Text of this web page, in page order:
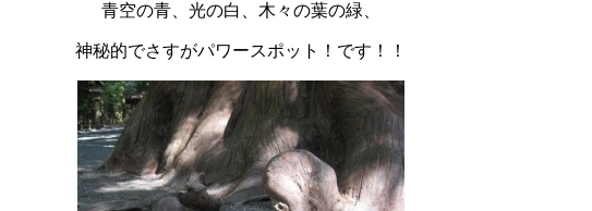
青空の青、光の白、木々の葉の緑、
神秘的でさすがパワースポット！です！！